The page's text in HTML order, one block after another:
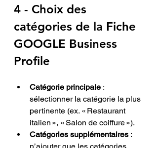
4 - Choix des
catégories de la Fiche
GOOGLE Business
Profile
Catégorie principale :
sélectionner la catégorie la plus
pertinente (ex. « Restaurant
italien », « Salon de coiffure »).
Catégories supplémentaires :